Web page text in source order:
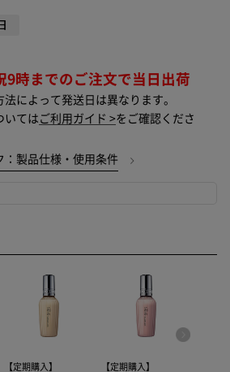
9時までのご注文で当日出荷
によって発送日は異なります。
いては ご利用ガイド >をご確認くださ
：製品仕様・使用条件
【定期購入】
【定期購入】